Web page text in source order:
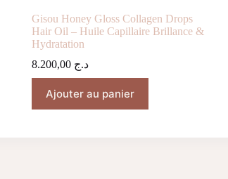
Gisou Honey Gloss Collagen Drops
Hair Oil – Huile Capillaire Brillance &
Hydratation
د.ج 8.200,00
Ajouter au panier